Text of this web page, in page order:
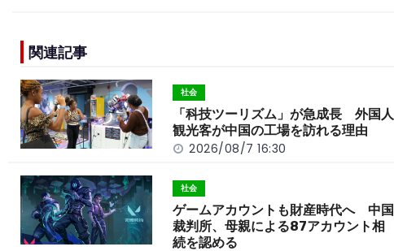
o
o
k
k
関連記事
社会
「科技ツーリズム」が急成長 外国人
観光客が中国の工場を訪れる理由
2026/08/7 16:30
社会
ゲームアカウントも財産時代へ 中国
裁判所、母親による87アカウント相
続を認める